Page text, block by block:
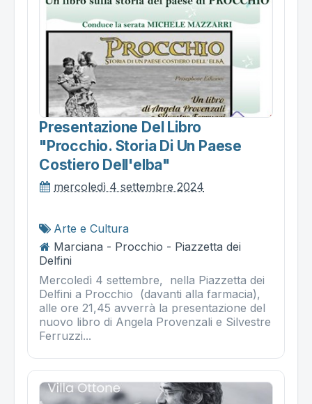
Presentazione Del Libro
"procchio. Storia Di Un Paese
Costiero Dell'elba"
mercoledì 4 settembre 2024
Arte e Cultura
Marciana - Procchio - Piazzetta dei
Delfini
Mercoledì 4 settembre, nella Piazzetta dei
Delfini a Procchio (davanti alla farmacia),
alle ore 21,45 avverrà la presentazione del
nuovo libro di Angela Provenzali e Silvestre
Ferruzzi...